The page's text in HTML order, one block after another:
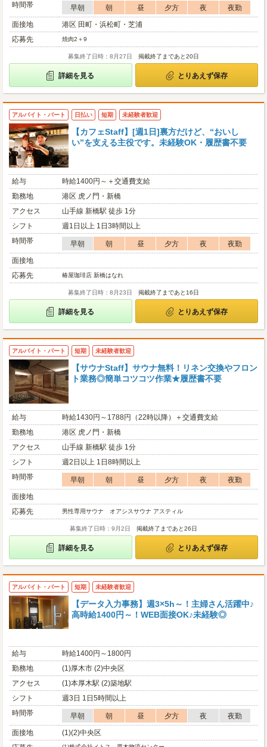
時間帯
早朝 朝 昼 夕方 夜
夜勤
面接地
港区 田町・浜松町・芝浦
応募先
焼肉2＋9
募集終了日時：8月27日 掲載終了まであと20日
詳細を見る とりあえず保存
アルバイト・パート 日払い 短期 未経験者歓迎
【カフェStaff】[週1日]裏方だけど、“おいし
い”を支える主役です。未経験OK・履歴書不要
給与
時給1400円～＋交通費支給
勤務地
港区 虎ノ門・新橋
アクセス
山手線 新橋駅 徒歩 1分
シフト
週1日以上 1日3時間以上
時間帯
早朝 朝 昼 夕方 夜
夜勤
面接地
応募先
椿屋珈琲店 新橋はなれ
募集終了日時：8月23日 掲載終了まであと16日
詳細を見る とりあえず保存
アルバイト・パート 短期 未経験者歓迎
【サウナStaff】サウナ無料！リネン交換やフロン
ト業務◎簡単コツコツ作業★履歴書不要
給与
時給1430円～1788円（22時以降）＋交通費支給
勤務地
港区 虎ノ門・新橋
アクセス
山手線 新橋駅 徒歩 1分
シフト
週2日以上 1日8時間以上
時間帯
早朝 朝 昼 夕方 夜
夜勤
面接地
応募先
男性専用サウナ オアシスサウナ アスティル
募集終了日時：9月2日 掲載終了まであと26日
詳細を見る とりあえず保存
アルバイト・パート 短期 未経験者歓迎
【データ入力事務】週3×5h～！主婦さん活躍中♪
高時給1400円～！WEB面接OK♪未経験◎
給与
時給1400円～1800円
勤務地
(1)厚木市 (2)中央区
アクセス
(1)本厚木駅 (2)築地駅
シフト
週3日 1日5時間以上
時間帯
早朝 朝 昼 夕方 夜
夜勤
面接地
(1)(2)中央区